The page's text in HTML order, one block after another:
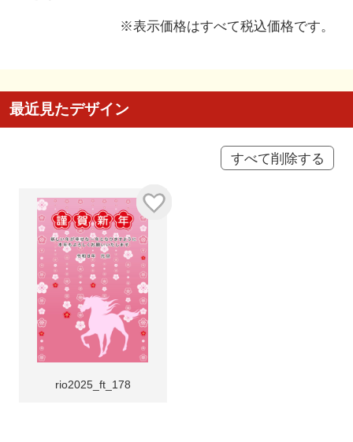
※表示価格はすべて税込価格です。
最近見たデザイン
すべて削除する
rio2025_ft_178